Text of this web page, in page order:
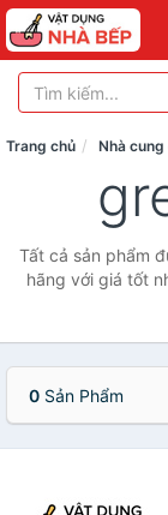
Trang chủ Nhà cung
Tất cả sản phẩm
hãng với giá tốt
0 Sản Phẩm